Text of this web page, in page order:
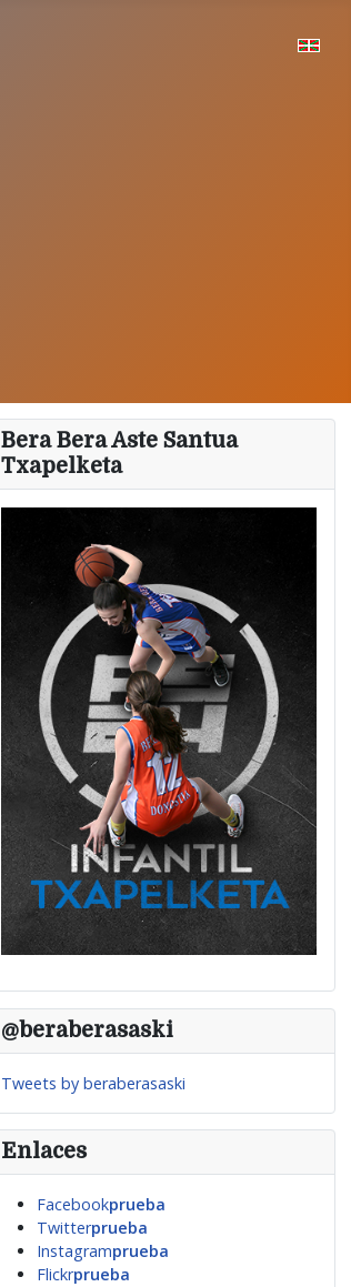
Bera Bera Aste Santua
Txapelketa
@beraberasaski
Tweets by beraberasaski
Enlaces
Facebookprueba
Twitterprueba
Instagramprueba
Flickrprueba